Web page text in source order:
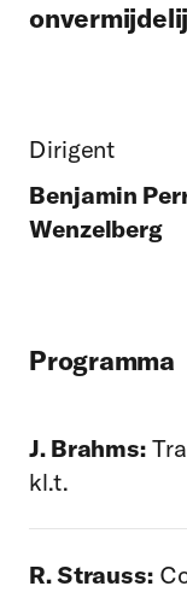
Dirigent
Benjamin
Wenzelberg
Programma
J. Brahms:
kl.t.
R. Strauss: